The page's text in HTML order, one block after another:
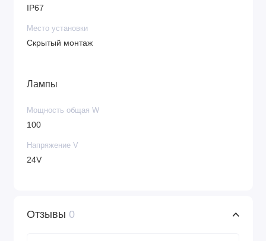
IP67
Место установки
Скрытый монтаж
Лампы
Мощность общая W
100
Напряжение V
24V
Отзывы 0